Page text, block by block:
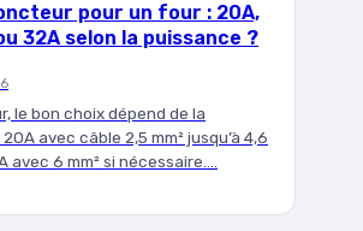
pour un four : 20A,
32A selon la puissance ?
le bon choix dépend de la
avec câble 2,5 mm² jusqu’à 4,6
avec 6 mm² si nécessaire.…